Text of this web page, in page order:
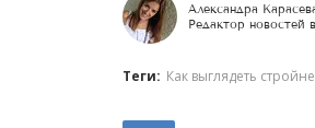
Александра
Редактор новостей
Теги: Как выглядеть